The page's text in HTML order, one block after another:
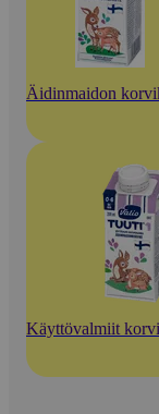
Äidinmaidon
Käyttövalmiit